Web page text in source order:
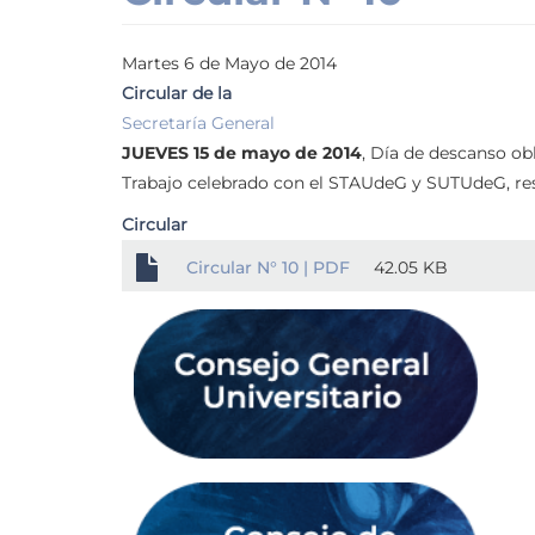
Martes 6 de Mayo de 2014
Circular de la
Secretaría General
JUEVES 15 de mayo de 2014, Día de descanso
Trabajo celebrado con el STAUdeG y SUTUdeG,
Circular
Circular N° 10 | PDF 42.05 KB